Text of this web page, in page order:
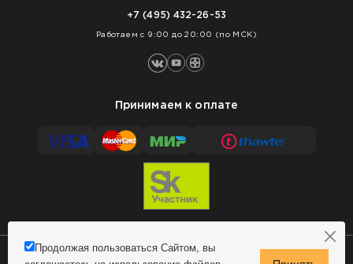
Продолжая пользоваться Сайтом, вы
+7 (495) 432-26-53
Работаем с 9:00 до 20:00 (по МСК)
Принимаем к оплате